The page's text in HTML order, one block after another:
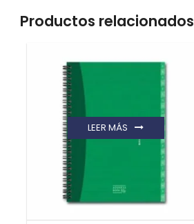
Productos relacionados
LEER MÁS